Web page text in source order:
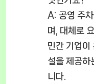
A: 공영 주
며, 대체로
민간 기업이
설을 제공하
니다.